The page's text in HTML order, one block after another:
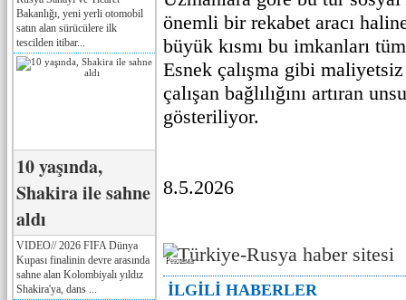
Bakanlığı, yeni yerli otomobil
satın alan sürücülere ilk
tescilden itibar...
10 yaşında,
Shakira ile sahne
aldı
VIDEO// 2026 FIFA Dünya
Kupası finalinin devre arasında
sahne alan Kolombiyalı yıldız
Shakira'ya, dans ...
önemli bir rekabet aracı
büyük kısmı bu imkanları
Esnek çalışma gibi
çalışan bağlılığını artıran
gösteriliyor.
8.5.2026
Реклама
İLGİLİ HABERLER